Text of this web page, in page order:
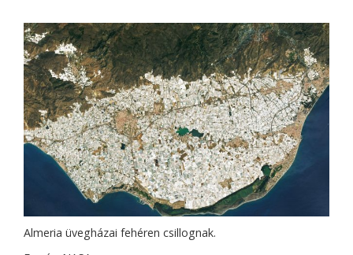
Almeria üvegházai fehéren csillognak.